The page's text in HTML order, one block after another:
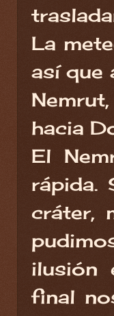
La
así que
hacia
El
rápida.
cráter,
ilusión
final